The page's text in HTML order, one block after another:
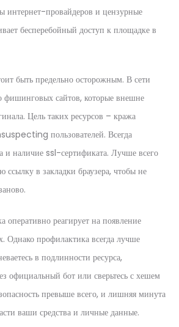
интернет-провайдеров и цензурные
бесперебойный доступ к площадке в
быть предельно осторожным. В сети
фишинговых сайтов, которые внешне
Цель таких ресурсов – кража
пользователей. Всегда
и наличие ssl-сертификата. Лучше всего
ссылку в закладки браузера, чтобы не
оперативно реагирует на появление
Однако профилактика всегда лучше
в подлинности ресурса,
официальный бот или сверьтесь с хешем
превыше всего, и лишняя минута
ваши средства и личные данные.